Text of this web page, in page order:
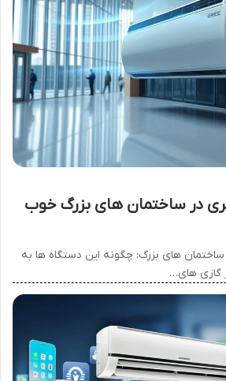
در ساختمان های بزرگ خوب
های بزرگ: چگونه این دستگاه ها به
گازی های…